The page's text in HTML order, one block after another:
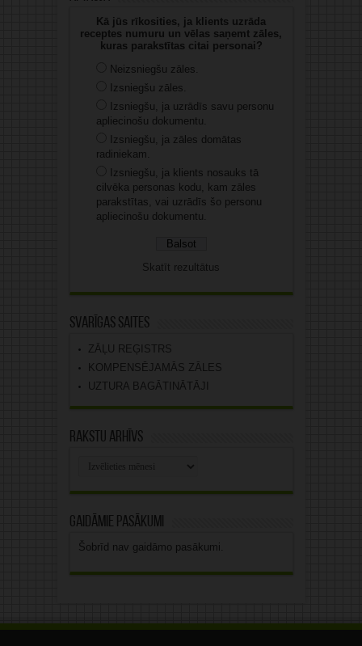
Kā jūs rīkosities, ja klients uzrāda
receptes numuru un vēlas saņemt zāles,
kuras parakstītas citai personai?
Neizsniegšu zāles.
Izsniegšu zāles.
Izsniegšu, ja uzrādīs savu personu
apliecinošu dokumentu.
Izsniegšu, ja zāles domātas
radiniekam.
Izsniegšu, ja klients nosauks tā
cilvēka personas kodu, kam zāles
parakstītas, vai uzrādīs šo personu
apliecinošu dokumentu.
Skatīt rezultātus
Svarīgas saites
ZĀĻU REĢISTRS
KOMPENSĒJAMĀS ZĀLES
UZTURA BAGĀTINĀTĀJI
Rakstu arhīvs
Gaidāmie pasākumi
Šobrīd nav gaidāmo pasākumi.